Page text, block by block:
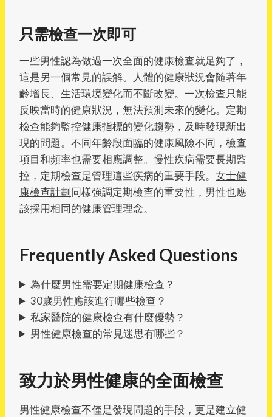
只需檢查一次即可
一些男性認為做過一次全面的健康檢查就足夠了，
這是另一個常見的誤解。人體的健康狀況會隨著年
齡增長、生活環境變化而不斷改變。一次檢查只能
反映當時的健康狀況，無法預測未來的變化。定期
檢查能夠監控健康指標的變化趨勢，及時發現新出
現的問題。不同年齡段面臨的健康風險不同，檢查
項目和頻率也需要相應調整。慢性疾病需要長期監
控，定期檢查是管理這些疾病的重要手段。 女士健
康檢查計劃同樣強調定期檢查的重要性，男性也應
該採用相同的健康管理理念。
Frequently Asked Questions
為什麼男性需要定期健康檢查？
30歲男性應該進行哪些檢查？
私家醫院的健康檢查有什麼優勢？
男性健康檢查的常見迷思有哪些？
致力於男性健康的全面檢查
男性健康檢查不僅是發現問題的手段，更是建立健